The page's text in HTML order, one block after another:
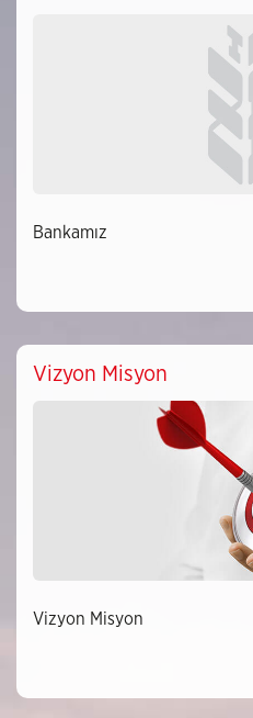
Bankamız
Vizyon Misyon
Vizyon Misyon